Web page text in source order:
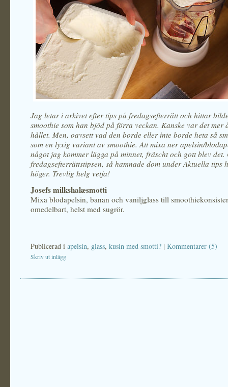
Jag letar i arkivet efter tips på fredagsefterrätt och hittar
smoothie som han bjöd på förra veckan. Kanske var det mer
hållet. Men, oavsett vad den borde eller inte borde heta så
som en lyxig variant av smoothie. Att mixa ner apelsin/
något jag kommer lägga på minnet, fräscht och gott blev
fredagsefterrättstipsen, så hamnade dom under Aktuella tips
höger. Trevlig helg vetja!
Josefs milkshakesmotti
Mixa blodapelsin, banan och vaniljglass till
omedelbart, helst med sugrör.
Publicerad i apelsin, glass, kusin med smotti? | Kommentarer (5)
Skriv ut inlägg